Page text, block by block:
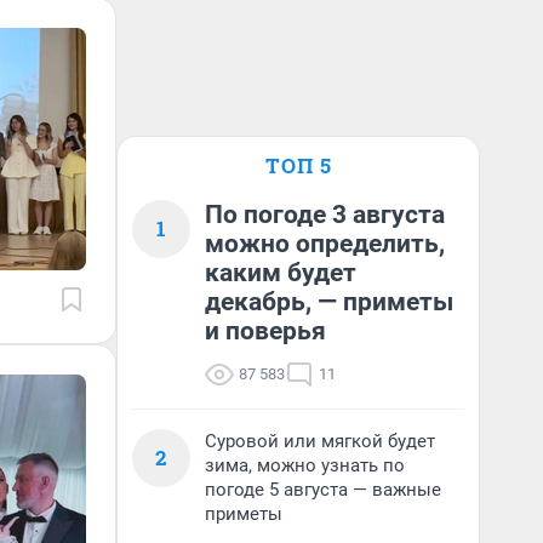
ТОП 5
1
По погоде 3 августа
можно определить,
каким будет
декабрь, — приметы
и поверья
87 583 11
2
Суровой или мягкой будет
зима, можно узнать по
погоде 5 августа — важные
приметы